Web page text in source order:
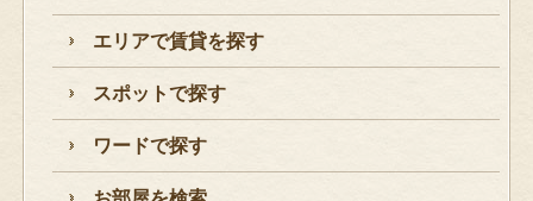
エリアで賃貸を探す
スポットで探す
ワードで探す